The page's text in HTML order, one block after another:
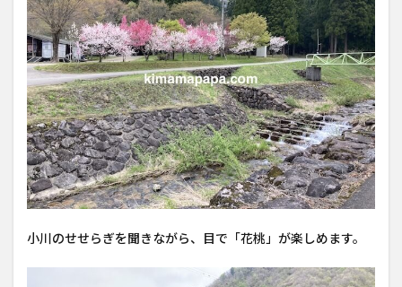
小川のせせらぎを聞きながら、目で「花桃」が楽しめます。